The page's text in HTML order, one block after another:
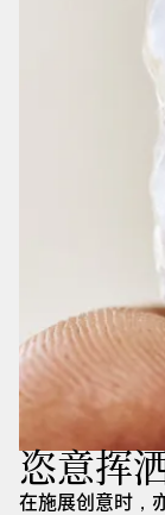
恣意挥
在施展创意时，